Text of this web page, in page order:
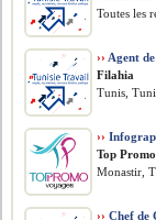
Toutes les
›› Agent
Filahia
Tunis,
››
Top
Monastir,
›› Chef de